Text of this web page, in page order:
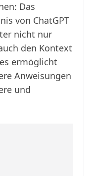
Das
von ChatGPT
nicht nur
den Kontext
ermöglicht
Anweisungen
und